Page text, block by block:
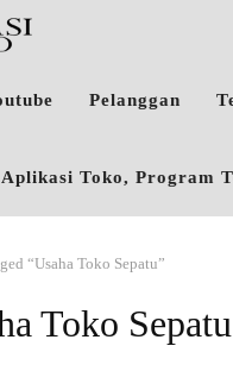
Pelanggan
Toko, Program
“Usaha Toko Sepatu”
Toko Sepatu